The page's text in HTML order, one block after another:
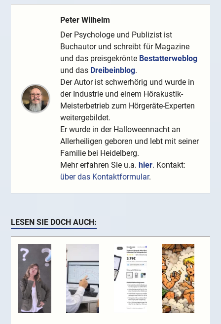
Peter Wilhelm
Der Psychologe und Publizist ist
Buchautor und schreibt für Magazine
und das preisgekrönte Bestatterweblog
und das Dreibeinblog.
Der Autor ist schwerhörig und wurde in
der Industrie und einem Hörakustik-
Meisterbetrieb zum Hörgeräte-Experten
weitergebildet.
Er wurde in der Halloweennacht an
Allerheiligen geboren und lebt mit seiner
Familie bei Heidelberg.
Mehr erfahren Sie u.a.hier. Kontakt:
über das Kontaktformular.
LESEN SIE DOCH AUCH: